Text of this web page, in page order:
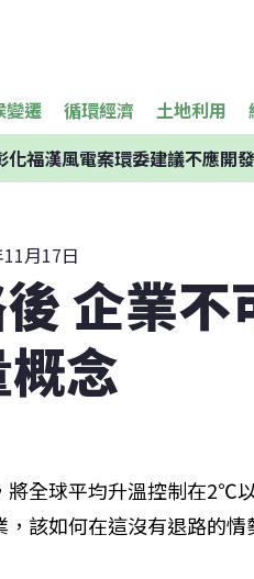
變遷 循環經濟 土地利用
福漢風電案環委建議不應開發
月17日
企業
念
將全球平均升溫控制在2℃
該如何在這沒有退路的